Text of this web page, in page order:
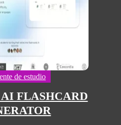
de estudio
FLASHCARD